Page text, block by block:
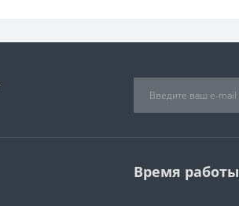
Время работы